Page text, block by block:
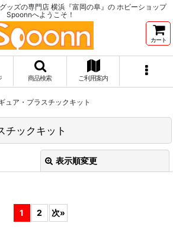
ッズの専門店 横浜『富岡の阜』の ホビーショップ
Spoonnへようこそ！
カート
商品検索 ご利用案内
ュア・プラスチックキット
チックキット
表示順変更
1 2 次»